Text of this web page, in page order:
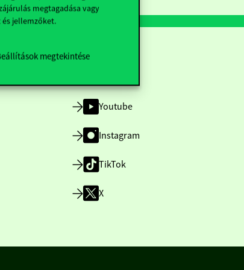
megtagadása vagy
jellemzőket.
megtekintése
Youtube
Instagram
TikTok
X